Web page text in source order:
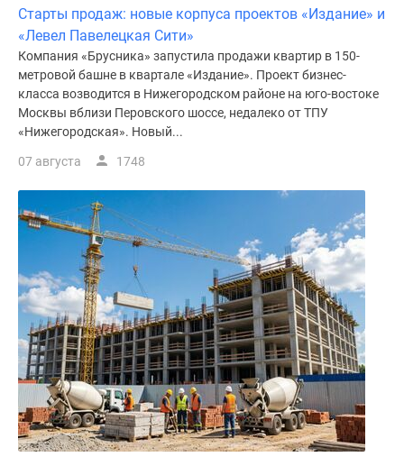
поселки
водоема
Коттеджные
поселки
Бизнес-
центры
Коттеджи
Скидки
акции
Макс
Старты продаж: новые корпуса проектов «Издание» и
«Левел Павелецкая Сити»
Компания «Брусника» запустила продажи квартир в 150-
метровой башне в квартале «Издание». Проект бизнес-
класса возводится в Нижегородском районе на юго-востоке
Москвы вблизи Перовского шоссе, недалеко от ТПУ
«Нижегородская». Новый...
07 августа 1748